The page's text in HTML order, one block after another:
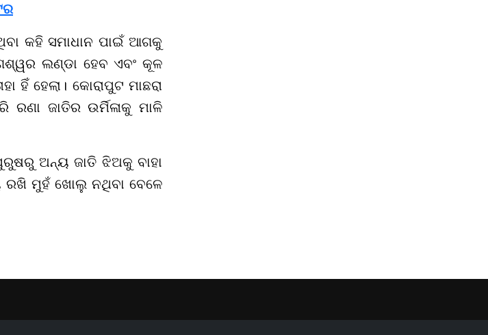
କହି ସମାଧାନ ପାଇଁ ଆଗକୁ
ଲଣ୍ଡା ହେବ ଏବଂ କୂଳ
ହେଲା। କୋରାପୁଟ ମାଛରା
ଜାତିର ଉର୍ମିଳାକୁ ମାଳି
ଅନ୍ୟ ଜାତି ଝିଅକୁ ବାହା
ମୁହଁ ଖୋଲୁ ନଥିବା ବେଳେ